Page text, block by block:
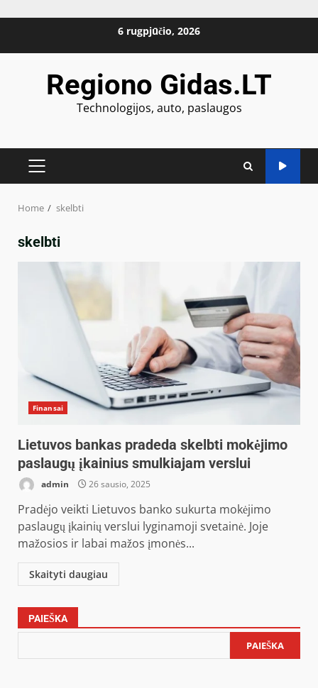
6 rugpjūčio, 2026
Regiono Gidas.LT
Technologijos, auto, paslaugos
PRIMARY
Home skelbti
skelbti
Finansai
Lietuvos bankas pradeda skelbti mokėjimo
paslaugų įkainius smulkiajam verslui
admin 26 sausio, 2025
Pradėjo veikti Lietuvos banko sukurta mokėjimo
paslaugų įkainių verslui lyginamoji svetainė. Joje
mažosios ir labai mažos įmonės...
Skaityti daugiau
PAIEŠKA
PAIEŠKA